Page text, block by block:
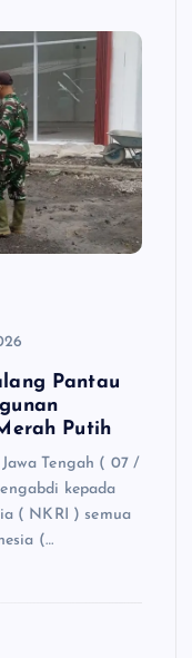
Pantau
Putih
Tengah ( 07 /
kepada
( NKRI ) semua
(…